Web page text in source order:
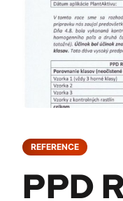
REFERENCE
PPD